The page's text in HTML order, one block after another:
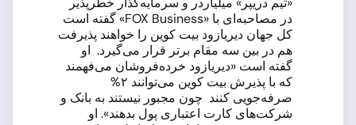
در مصاحبه‌ای با «FOX Business» گفته است
کل جهان دیریازود بیت کوین را خواهند پذیرفت
هم در بین سه مقام برتر قرار می‌گیرد. او
گفته است «دیریازود خرده‌فروشان می‌فهمند
که با پذیرش بیت کوین می‌توانند ۲%
صرفه‌جویی کنند چون مجبور نیستند به بانک و
شرکت‌های کارت اعتباری پول بدهند». او